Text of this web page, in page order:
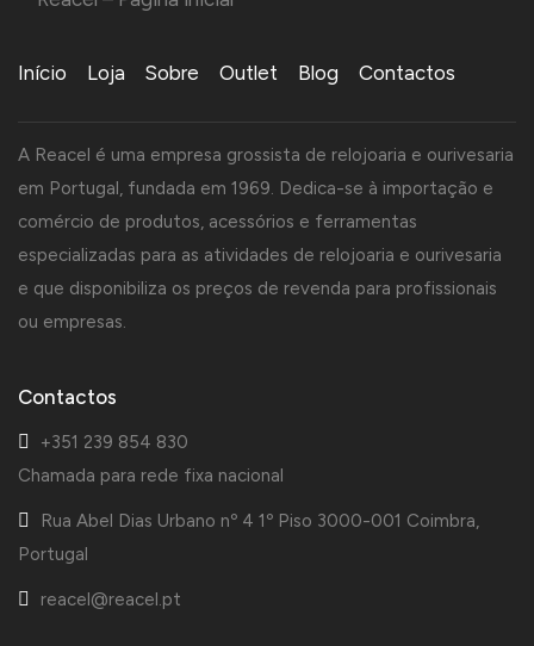
Início Loja Sobre Outlet Blog Contactos
A Reacel é uma empresa grossista de relojoaria e ourivesaria
em Portugal, fundada em 1969. Dedica-se à importação e
comércio de produtos, acessórios e ferramentas
especializadas para as atividades de relojoaria e ourivesaria
e que disponibiliza os preços de revenda para profissionais
ou empresas.
Contactos
+351 239 854 830
Chamada para rede fixa nacional
Rua Abel Dias Urbano nº 4 1º Piso 3000-001 Coimbra,
Portugal
reacel@reacel.pt